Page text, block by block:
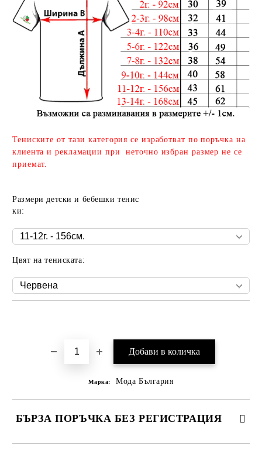
Тениските от тази категория се изработват по поръчка на
клиента и рекламации при неточно избран размер не се
приемат.
Размери детски и бебешки тенис
ки:
Цвят на тениската:
Марка: Мода България
БЪРЗА ПОРЪЧКА БЕЗ РЕГИСТРАЦИЯ